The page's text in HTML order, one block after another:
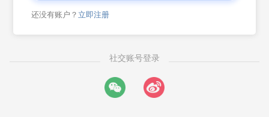
还没有账户？ 立即注册
社交账号登录